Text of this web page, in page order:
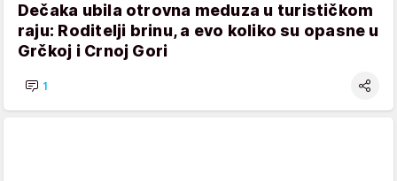
Dečaka ubila otrovna meduza u turističkom
raju: Roditelji brinu, a evo koliko su opasne u
Grčkoj i Crnoj Gori
1